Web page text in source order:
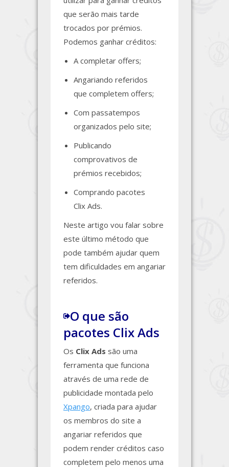
que serão mais tarde
trocados por prémios.
Podemos ganhar créditos:
A completar offers;
Angariando referidos
que completem offers;
Com passatempos
organizados pelo site;
Publicando
comprovativos de
prémios recebidos;
Comprando pacotes
Clix Ads.
Neste artigo vou falar sobre
este último método que
pode também ajudar quem
tem dificuldades em angariar
referidos.
O que são
pacotes Clix Ads
Os Clix Ads são uma
ferramenta que funciona
através de uma rede de
publicidade montada pelo
Xpango, criada para ajudar
os membros do site a
angariar referidos que
podem render créditos caso
completem pelo menos uma